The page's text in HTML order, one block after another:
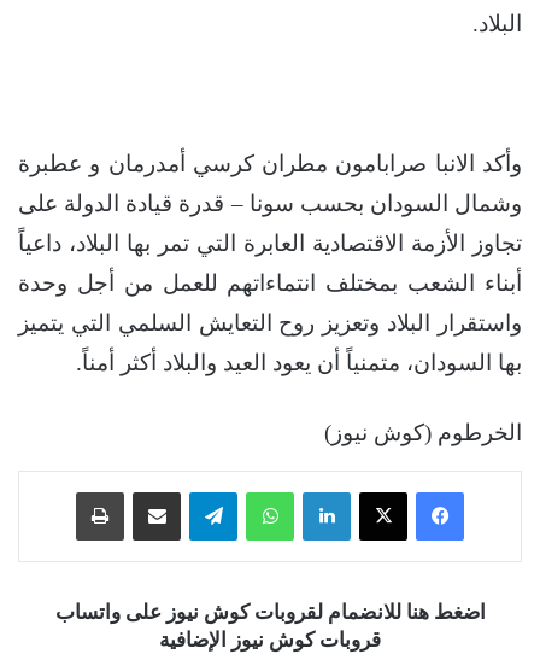
البلاد.
وأكد الانبا صرابامون مطران كرسي أمدرمان و عطبرة
وشمال السودان بحسب سونا – قدرة قيادة الدولة على
تجاوز الأزمة الاقتصادية العابرة التي تمر بها البلاد، داعياً
أبناء الشعب بمختلف انتماءاتهم للعمل من أجل وحدة
واستقرار البلاد وتعزيز روح التعايش السلمي التي يتميز
بها السودان، متمنياً أن يعود العيد والبلاد أكثر أمناً.
الخرطوم (كوش نيوز)
فيسبوك ‫X لينكدإن واتساب تيلقرام
اضغط هنا للانضمام لقروبات كوش نيوز على واتساب
قروبات كوش نيوز الإضافية